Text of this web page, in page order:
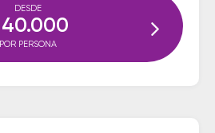
DESDE
40.000
POR PERSONA